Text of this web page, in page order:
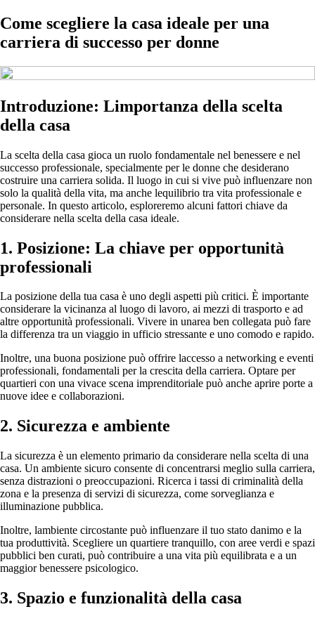
Come scegliere la casa ideale per una
carriera di successo per donne
Introduzione: Limportanza della scelta
della casa
La scelta della casa gioca un ruolo fondamentale nel benessere e nel
successo professionale, specialmente per le donne che desiderano
costruire una carriera solida. Il luogo in cui si vive può influenzare non
solo la qualità della vita, ma anche lequilibrio tra vita professionale e
personale. In questo articolo, esploreremo alcuni fattori chiave da
considerare nella scelta della casa ideale.
1. Posizione: La chiave per opportunità
professionali
La posizione della tua casa è uno degli aspetti più critici. È importante
considerare la vicinanza al luogo di lavoro, ai mezzi di trasporto e ad
altre opportunità professionali. Vivere in unarea ben collegata può fare
la differenza tra un viaggio in ufficio stressante e uno comodo e rapido.
Inoltre, una buona posizione può offrire laccesso a networking e eventi
professionali, fondamentali per la crescita della carriera. Optare per
quartieri con una vivace scena imprenditoriale può anche aprire porte a
nuove idee e collaborazioni.
2. Sicurezza e ambiente
La sicurezza è un elemento primario da considerare nella scelta di una
casa. Un ambiente sicuro consente di concentrarsi meglio sulla carriera,
senza distrazioni o preoccupazioni. Ricerca i tassi di criminalità della
zona e la presenza di servizi di sicurezza, come sorveglianza e
illuminazione pubblica.
Inoltre, lambiente circostante può influenzare il tuo stato danimo e la
tua produttività. Scegliere un quartiere tranquillo, con aree verdi e spazi
pubblici ben curati, può contribuire a una vita più equilibrata e a un
maggior benessere psicologico.
3. Spazio e funzionalità della casa